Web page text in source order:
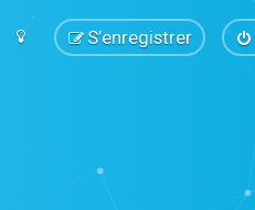
S’enregistrer